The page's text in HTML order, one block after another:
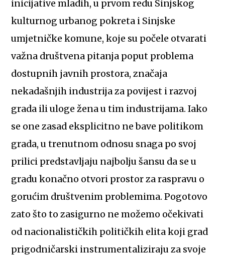
inicijative mladih, u prvom redu Sinjskog
kulturnog urbanog pokreta i Sinjske
umjetničke komune, koje su počele otvarati
važna društvena pitanja poput problema
dostupnih javnih prostora, značaja
nekadašnjih industrija za povijest i razvoj
grada ili uloge žena u tim industrijama. Iako
se one zasad eksplicitno ne bave politikom
grada, u trenutnom odnosu snaga po svoj
prilici predstavljaju najbolju šansu da se u
gradu konačno otvori prostor za raspravu o
gorućim društvenim problemima. Pogotovo
zato što to zasigurno ne možemo očekivati
od nacionalističkih političkih elita koji grad
prigodničarski instrumentaliziraju za svoje